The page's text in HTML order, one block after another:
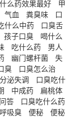
么药效果最好
甲
气血 粪臭味
口
什么中药
口臭舌
孩子口臭
喝什么
吃什么药
男人
幽门螺杆菌
失
臭
口臭怎么治
泌失调
口臭吃什
中成药
扁桃体
问答
口臭吃什么药
呼吸臭 便秘
便秘